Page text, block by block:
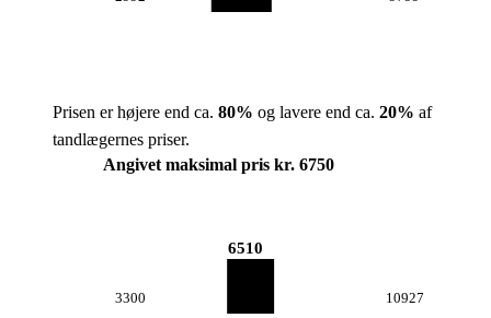
Prisen er højere end ca. 80% og lavere end ca. 20% af
tandlægernes priser.
Angivet maksimal pris kr. 6750
3300
6510
10927